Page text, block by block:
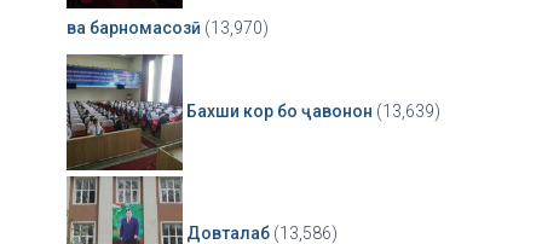
ва барномасозӣ (13,970)
Бахши кор бо ҷавонон (13,639)
Довталаб (13,586)